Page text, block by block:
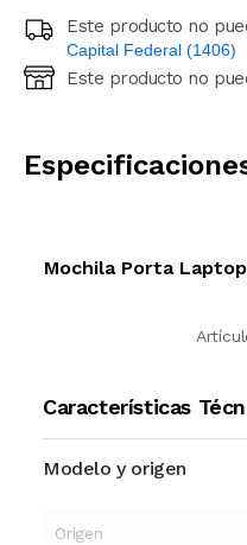
Este producto no
Capital Federal (1406)
Ingresá código postal
Este producto no
Mochila Porta Laptop
Características
Modelo y origen
Origen